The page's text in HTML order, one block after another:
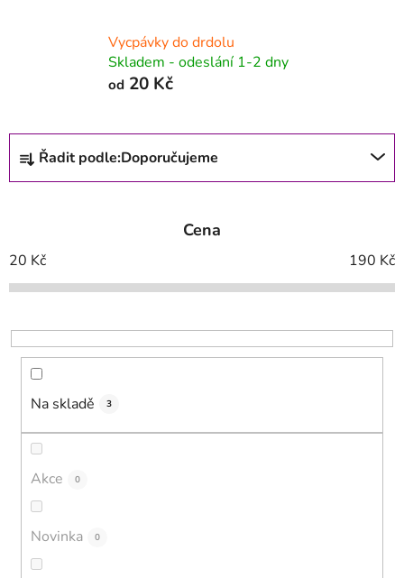
Vycpávky do drdolu
Skladem - odeslání 1-2 dny
od 20 Kč
Ř
z
í
p
o
d
Řadit podle:Doporučujeme
Cena
20 Kč 190 Kč
Na skladě 3
Akce 0
Novinka 0